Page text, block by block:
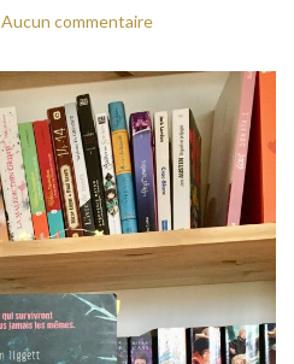
Aucun commentaire